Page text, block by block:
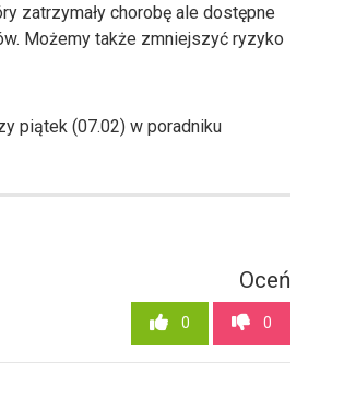
zatrzymały chorobę ale dostępne
Możemy także zmniejszyć ryzyko
piątek (07.02) w poradniku
Oceń
0 0